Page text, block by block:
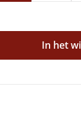
VoerIn het